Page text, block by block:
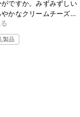
ですか。みずみずしい
かなクリームチーズ
冬瓜は煮物だけでなく
い。
製品